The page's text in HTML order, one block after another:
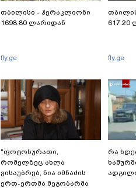
თბილისი - ჰერაკლიონი
1698.80 ლარიდან
fly.ge
617.20
fly.ge
"ფოტოსურათი,
რომელზეც ახლა
ვისაუბრებ, ნია იმნაძის
ერთ-ერთმა მეგობარმა
რა